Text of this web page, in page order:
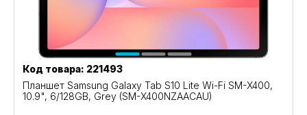
Код товара: 221493
Планшет Samsung Galaxy Tab S10 Lite Wi-Fi SM-X400,
10.9", 6/128GB, Grey (SM-X400NZAACAU)